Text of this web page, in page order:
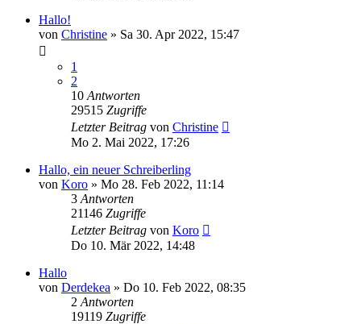
Hallo!
von Christine » Sa 30. Apr 2022, 15:47
1
2
10 Antworten
29515 Zugriffe
Letzter Beitrag von Christine
Mo 2. Mai 2022, 17:26
Hallo, ein neuer Schreiberling
von Koro » Mo 28. Feb 2022, 11:14
3 Antworten
21146 Zugriffe
Letzter Beitrag von Koro
Do 10. Mär 2022, 14:48
Hallo
von Derdekea » Do 10. Feb 2022, 08:35
2 Antworten
19119 Zugriffe